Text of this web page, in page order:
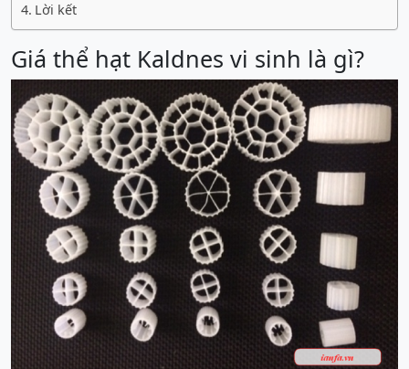
Lời kết
Giá thể hạt Kaldnes vi sinh là gì?